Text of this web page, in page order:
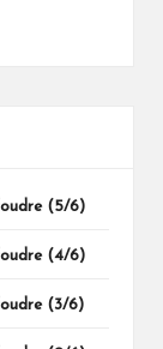
(5/6)
(4/6)
(3/6)